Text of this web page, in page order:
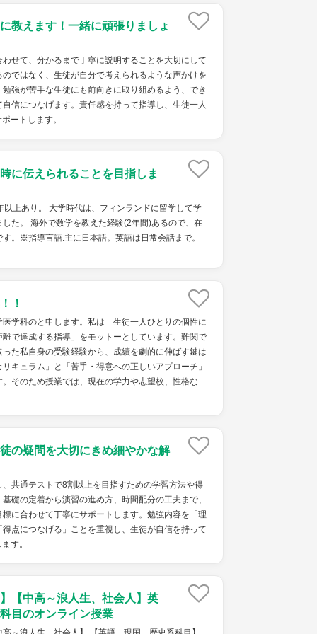
教えます！一緒に頑張りましょ
せて、分かるまで丁寧に説明することを大切にして
ではなく、生徒が自分で考えられるような声かけを
強が苦手な生徒にも前向きに取り組めるよう、でき
信につなげます。責任感を持って指導し、生徒一人
ートします。
に伝えられることを目指しま
以上あり。 大学時代は、フィンランドに留学して学
た。 海外で数学を教えた経験(2年間)あるので、在
。※指導言語:主に日本語。英語は日常会話まで。
！
学科のと申します。私は「生徒一人ひとりの個性に
で達成する指導」をモットーとしています。難関で
た私自身の受験経験から、成績を劇的に伸ばす鍵は
キュラム」と「苦手・得意への正しいアプローチ」
そのため授業では、現在の学力や志望校、性格な
の疑問を大切にきめ細やかな解
共通テストで8割以上を目指すための学習方法や得
礎の定着から演習の進め方、時間配分の工夫まで、
に合わせて丁寧にサポートします。勉強内容を「理
点につなげる」ことを重視し、生徒が自信を持って
す。
【中高～浪人生、社会人】英
目のオンライン授業